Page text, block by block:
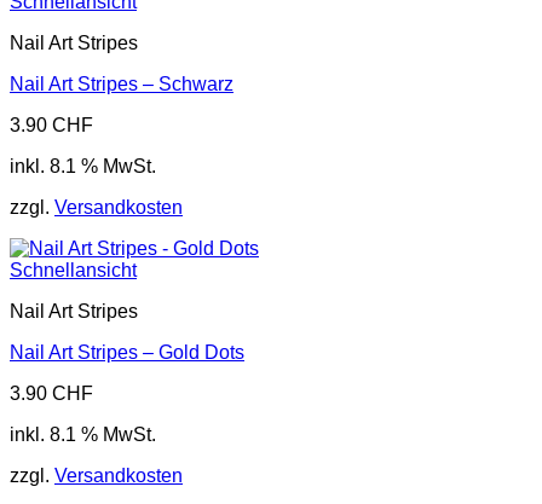
Nail Art Stripes
Nail Art Stripes – Schwarz
3.90 CHF
inkl. 8.1 % MwSt.
zzgl. Versandkosten
Schnellansicht
Nail Art Stripes
Nail Art Stripes – Gold Dots
3.90 CHF
inkl. 8.1 % MwSt.
zzgl. Versandkosten